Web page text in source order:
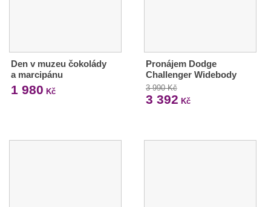
Den v muzeu čokolády
a marcipánu
1 980 Kč
Pronájem Dodge
Challenger Widebody
3 990 Kč
3 392 Kč